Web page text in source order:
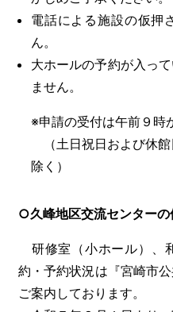
電話による施設の仮押
ん。
大ホールの予約が入っ
ません。
※申請の受付は午前９時
（土日祝日および休
除く）
○久峰地区交流センターの
研修室（小ホール）、
約・予約状況は『宮崎市
ご案内しております。